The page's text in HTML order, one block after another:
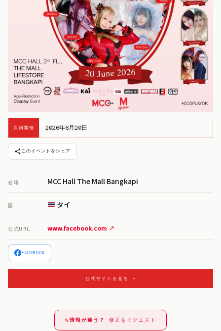
次回開催 2026年6月20日
このイベントをシェア
会場 MCC Hall The Mall Bangkapi
国 タイ
公式URL www.facebook.com ↗
FACEBOOK
公式サイトを見る →
✎情報が違う？ 修正をリクエスト